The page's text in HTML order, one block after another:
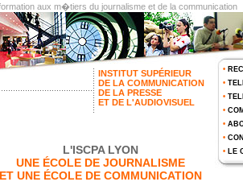
aux m�tiers du journalisme et de la communication
INSTITUT SUPÉRIEUR
DE LA COMMUNICATION
DE LA PRESSE
ET DE L'AUDIOVISUEL
•
•
•
•
•
•
• LE
L'ISCPA LYON
UNE ÉCOLE DE JOURNALISME
ET UNE ÉCOLE DE COMMUNICATION